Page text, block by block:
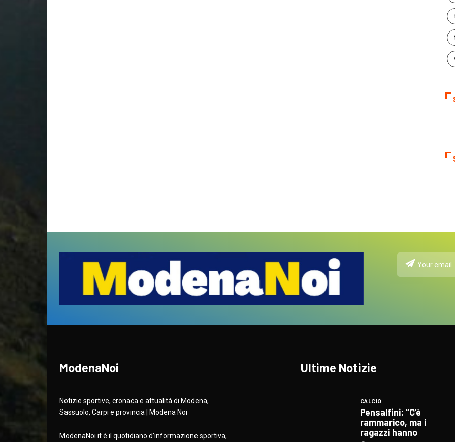
ModenaNoi
Notizie sportive, cronaca e attualità di Modena,
Sassuolo, Carpi e provincia | Modena Noi
ModenaNoi.it è il quotidiano d’informazione sportiva,
Ultime Notizie
CALCIO
Pensalfini: “C’è
rammarico, ma i
ragazzi hanno